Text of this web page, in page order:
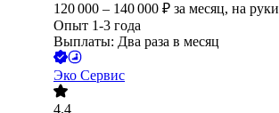
120 000 – 140 000 ₽ за месяц, на руки
Опыт 1-3 года
Выплаты: Два раза в месяц
Эко Сервис
4.4